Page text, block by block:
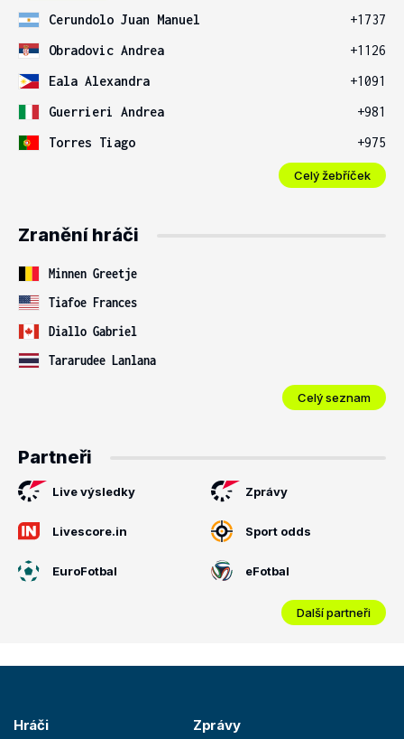
Cerundolo Juan Manuel
+1737
Obradovic Andrea
+1126
Eala Alexandra
+1091
Guerrieri Andrea
+981
Torres Tiago
+975
Celý žebříček
Zranění hráči
Minnen Greetje
Tiafoe Frances
Diallo Gabriel
Tararudee Lanlana
Celý seznam
Partneři
Live výsledky Zprávy
Livescore.in Sport odds
EuroFotbal eFotbal
Další partneři
Hráči Zprávy